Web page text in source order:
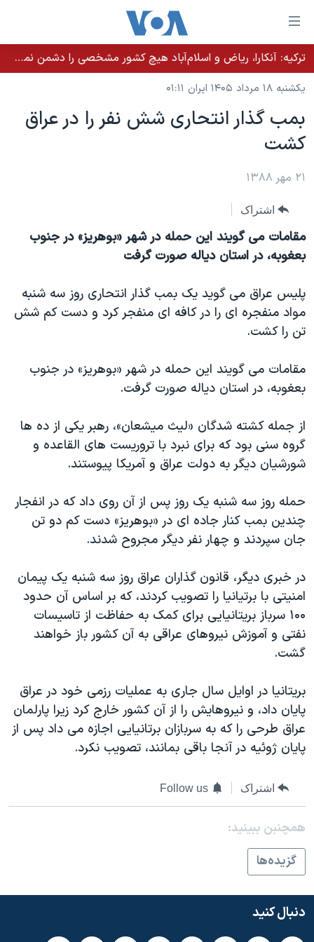
لینکهای
قابل
دسترسی
جهش
محتوای
اصلی
اصلی
جهش
به
خانه
نسخه سبک وب‌سایت
موضوع ها
ایران
آمریکا
گزیده‌ها
ویدیوها
فرهنگ و زندگی
اقتصادی
اسرائیل در جنگ
گالری عکس
برنامه های تلویزیونی
جدول برنامه ها
صفحه‌های ویژه
عملیات خشم حماسی
بایگانی برنامه‌های تلویزیونی
مستندها
حمله جمهوری اسلامی به اسرائیل
ورزش زنان در ایران
اعتراضات زن، زندگی، آزادی
تریبونال مردمی آبان ۹۸
دادگاه حمید نوری
قانون شفافیت دارائی کادر رهبری ایران
اعتراضات مردمی آبان ۹۸
اسرائیل در جنگ
نرگس محمدی برنده جایزه نوبل صلح
صفحه‌های ویژه
سفر پرزیدنت ترامپ به چین
فرکانس‌های صدای آمریکا
پخش رادیویی
یادگیری زبان انگلیسی
دنبال کنید
زبانهای مختلف
ترکیه: آنکارا، ریاض و اسلام‌آباد هیچ کشور مشخصی را دشمن نمی‌دانند مگر اینکه آن کشور اقدام خصمانه‌ای انجام دهد
یکشنبه ۱۸ مرداد ۱۴۰۵ ایران ۰۱:۱۱
بمب گذار انتحاری شش نفر را در عراق
کشت
۲۱ مهر ۱۳۸۸
اشتراک
مقامات می گویند این حمله در شهر «بوهریز» در جنوب
بعغوبه، در استان دیاله صورت گرفت
پلیس عراق می گوید یک بمب گذار انتحاری روز سه شنبه
مواد منفجره ای را در کافه ای منفجر کرد و دست کم شش
تن را کشت.
مقامات می گویند این حمله در شهر «بوهریز» در جنوب
بعغوبه، در استان دیاله صورت گرفت.
از جمله کشته شدگان «لیث میشعان»، رهبر یکی از ده ها
گروه سنی بود که برای نبرد با تروریست های القاعده و
شورشیان دیگر به دولت عراق و آمریکا پیوستند.
حمله روز سه شنبه یک روز پس از آن روی داد که در انفجار
چندین بمب کنار جاده ای در «بوهریز» دست کم دو تن
جان سپردند و چهار نفر دیگر مجروح شدند.
در خبری دیگر، قانون گذاران عراق روز سه شنبه یک پیمان
امنیتی با برتیانیا را تصویب کردند، که بر اساس آن حدود
۱۰۰ سرباز بریتانیایی برای کمک به حفاظت از تاسیسات
نفتی و آموزش نیروهای عراقی به آن کشور باز خواهند
گشت.
بریتانیا در اوایل سال جاری به عملیات رزمی خود در عراق
پایان داد، و نیروهایش را از آن کشور خارج کرد زیرا پارلمان
عراق طرحی را که به سربازان برتانیایی اجازه می داد پس از
پایان ژوئیه در آنجا باقی بمانند، تصویب نکرد.
اشتراک Follow us
همچنبن ببینید:
گزيده‌ها
دنبال کنید